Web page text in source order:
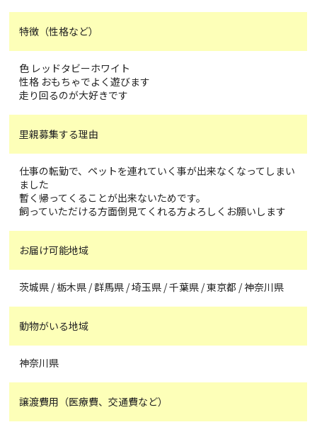
特徴（性格など）
色 レッドタビーホワイト
性格 おもちゃでよく遊びます
走り回るのが大好きです
里親募集する理由
仕事の転勤で、ペットを連れていく事が出来なくなってしまい
ました
暫く帰ってくることが出来ないためです。
飼っていただける方面倒見てくれる方よろしくお願いします
お届け可能地域
茨城県 / 栃木県 / 群馬県 / 埼玉県 / 千葉県 / 東京都 / 神奈川県
動物がいる地域
神奈川県
譲渡費用（医療費、交通費など）